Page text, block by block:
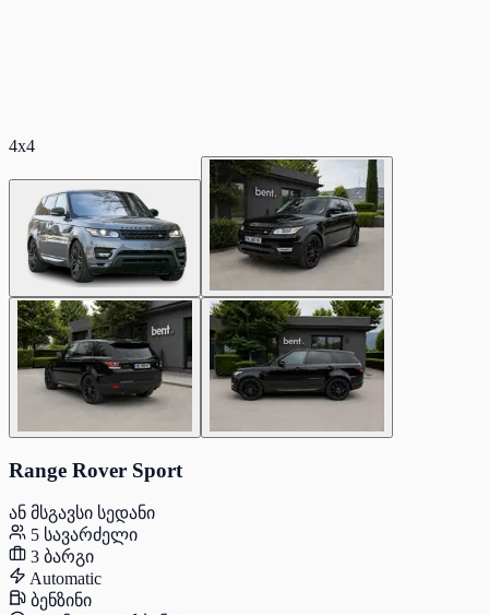
4x4
Range Rover Sport
ან მსგავსი სედანი
5 სავარძელი
3 ბარგი
Automatic
ბენზინი